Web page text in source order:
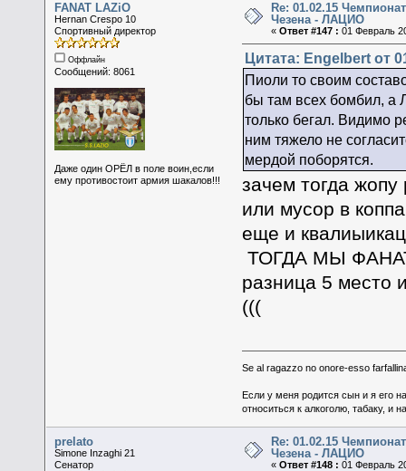
FANAT LAZiO
Hernan Crespo 10
Спортивный директор
Оффлайн
Сообщений: 8061
Даже один ОРЁЛ в поле воин,если
ему противостоит армия шакалов!!!
Re: 01.02.15
Чезена - ЛАЦИО
«Ответ #147 : 01 Февраль
Цитата: Engelbert от
Пиоли то своим
бы там всех бомбил, а
только бегал. Видимо
ним тяжело не
мердой поборятся.
зачем тогда
или мусор в
еще и
ТОГДА МЫ
разница 5 место
(((
Se al ragazzo no onore-esso
Если у меня родится сын и я его
относиться к алкоголю, табаку, и
prelato
Simone Inzaghi 21
Сенатор
Re: 01.02.15
Чезена - ЛАЦИО
«Ответ #148 : 01 Февраль